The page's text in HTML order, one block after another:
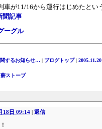
車が11/16から運行はじめたとい
聞記事
ーグル
関するお知らせ… | ブログトップ|
ストーブ
18日 09:14 返信